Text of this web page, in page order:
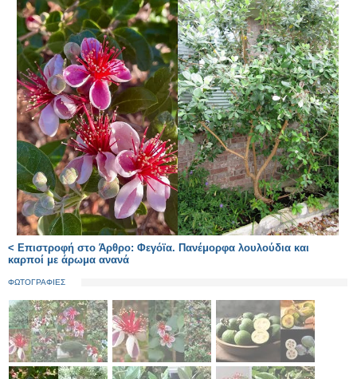
< Επιστροφή στο Άρθρο: Φεγόϊα. Πανέμορφα λουλούδια και
καρποί με άρωμα ανανά
ΦΩΤΟΓΡΑΦΙΕΣ